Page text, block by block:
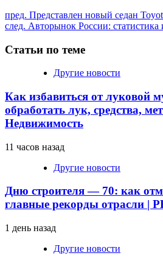
Продолжить
чтение
пред. Представлен новый седан
след. Авторынок России: статистика
Статьи по теме
Другие новости
Как избавиться от луковой
обработать лук, средства,
Недвижимость
11 часов назад
Другие новости
Дню строителя — 70: как
главные рекорды отрасли |
1 день назад
Другие новости